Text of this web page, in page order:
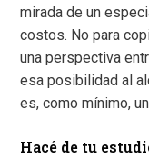
mirada de un
costos. No para
una perspectiva
esa posibilidad al
es, como mínimo,
Hacé de tu